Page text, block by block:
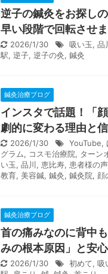
逆子の鍼灸をお探し
早い段階で回転させ
2026/1/30 吸い玉, 品
駅, 逆子, 逆子の灸, 鍼灸
鍼灸治療ブログ
インスタで話題！「
劇的に変わる理由と
2026/1/30 YouTube,
グラム, コスモ治療院, ターン
い玉, 品川, 恵比寿, 患者様の声
教育, 美容鍼, 鍼灸, 鍼灸院, 顔
鍼灸治療ブログ
首の痛みなのに背中
みの根本原因」と安
2026/1/30 初めて, 吸